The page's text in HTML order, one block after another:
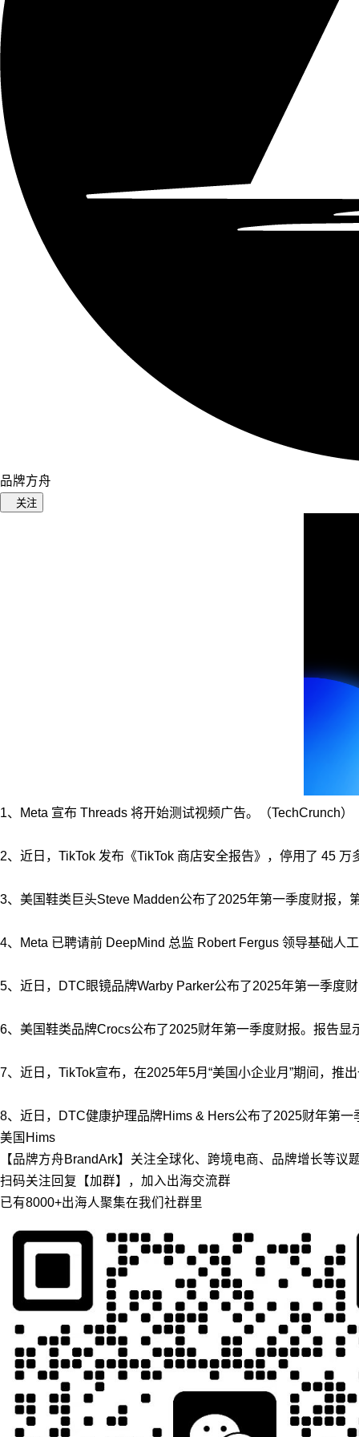
品牌方舟
关注
1、Meta 宣布 Threads 将开始测试视频广告。（TechCrunch）
2、近日，TikTok 发布《TikTok 商店安全报告》，停用了 45
3、美国鞋类巨头Steve Madden公布了2025年第一季度财报，
4、Meta 已聘请前 DeepMind 总监 Robert Fergus 领导基础人
5、近日，DTC眼镜品牌Warby Parker公布了2025年第一季度
6、美国鞋类品牌Crocs公布了2025财年第一季度财报。报告显
7、近日，TikTok宣布，在2025年5月“美国小企业月”期间，推
8、近日，DTC健康护理品牌Hims & Hers公布了2025财年第
美国 Hims
【品牌方舟BrandArk】关注全球化、跨境电商、品牌增长等议
扫码关注回复【加群】，加入出海交流群
已有8000+出海人聚集在我们社群里